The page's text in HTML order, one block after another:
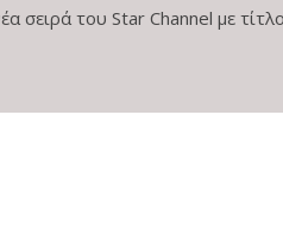
σειρά του Star Channel με